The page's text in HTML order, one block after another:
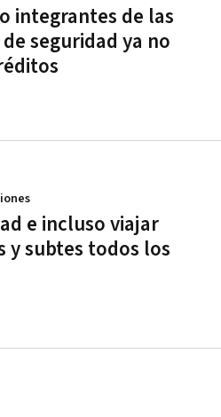
integrantes de las
seguridad ya no
e incluso viajar
y subtes todos los